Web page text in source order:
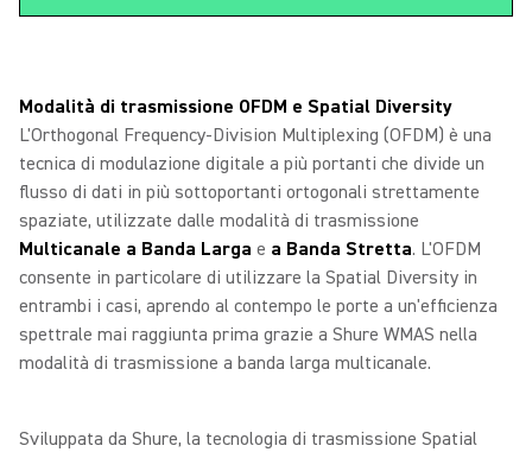
Modalità di trasmissione OFDM e Spatial Diversity
L'Orthogonal Frequency-Division Multiplexing (OFDM) è una
tecnica di modulazione digitale a più portanti che divide un
flusso di dati in più sottoportanti ortogonali strettamente
spaziate, utilizzate dalle modalità di trasmissione
Multicanale a Banda Larga e a Banda Stretta. L'OFDM
consente in particolare di utilizzare la Spatial Diversity in
entrambi i casi, aprendo al contempo le porte a un'efficienza
spettrale mai raggiunta prima grazie a Shure WMAS nella
modalità di trasmissione a banda larga multicanale.
Sviluppata da Shure, la tecnologia di trasmissione Spatial